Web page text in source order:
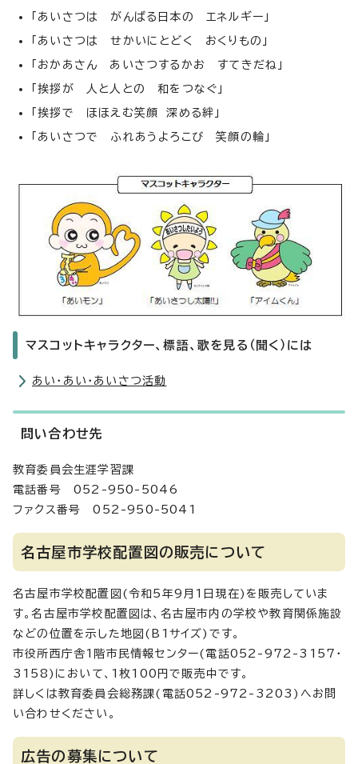
「あいさつは がんばる日本の エネルギー」
「あいさつは せかいにとどく おくりもの」
「おかあさん あいさつするかお すてきだね」
「挨拶が 人と人との 和をつなぐ」
「挨拶で ほほえむ笑顔 深める絆」
「あいさつで ふれあうよろこび 笑顔の輪」
マスコットキャラクター、標語、歌を見る（聞く）には
あい・あい・あいさつ活動
問い合わせ先
教育委員会生涯学習課
電話番号 052-950-5046
ファクス番号 052-950-5041
名古屋市学校配置図の販売について
名古屋市学校配置図(令和5年9月1日現在)を販売していま
す。名古屋市学校配置図は、名古屋市内の学校や教育関係施設
などの位置を示した地図(B1サイズ)です。
市役所西庁舎1階市民情報センター(電話052-972-3157・
3158)において、1枚100円で販売中です。
詳しくは教育委員会総務課(電話052-972-3203)へお問
い合わせください。
広告の募集について